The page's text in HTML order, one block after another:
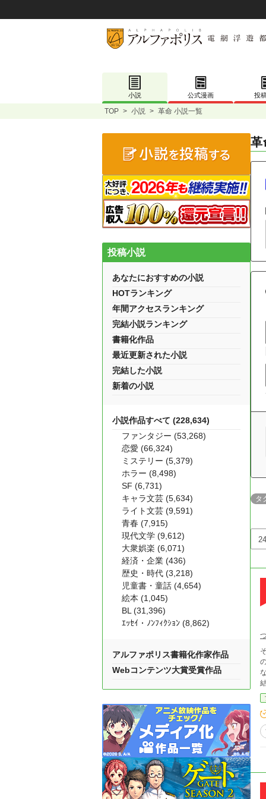
小説 公式漫画 投
TOP > 小説 > 革命 小説一覧
革
タ
な
投稿小説
あなたにおすすめの小説
HOTランキング
年間アクセスランキング
完結小説ランキング
書籍化作品
最近更新された小説
完結した小説
新着の小説
小説作品すべて (228,634)
ファンタジー (53,268)
恋愛 (66,324)
ミステリー (5,379)
ホラー (8,498)
SF (6,731)
キャラ文芸 (5,634)
ライト文芸 (9,591)
青春 (7,915)
現代文学 (9,612)
大衆娯楽 (6,071)
経済・企業 (436)
歴史・時代 (3,218)
児童書・童話 (4,654)
絵本 (1,045)
BL (31,396)
ｴｯｾｲ・ﾉﾝﾌｨｸｼｮﾝ (8,862)
アルファポリス書籍化作家作品
Webコンテンツ大賞受賞作品